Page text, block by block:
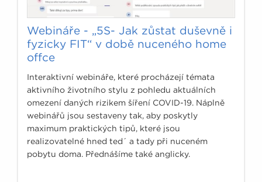
Webináře - „5S- Jak zůstat duševně i
fyzicky FIT“ v době nuceného home
offce
Interaktivní webináře, které procházejí témata
aktivního životního stylu z pohledu aktuálních
omezení daných rizikem šíření COVID-19. Náplně
webinářů jsou sestaveny tak, aby poskytly
maximum praktických tipů, které jsou
realizovatelné hned ted´ a tady při nuceném
pobytu doma. Přednášíme také anglicky.